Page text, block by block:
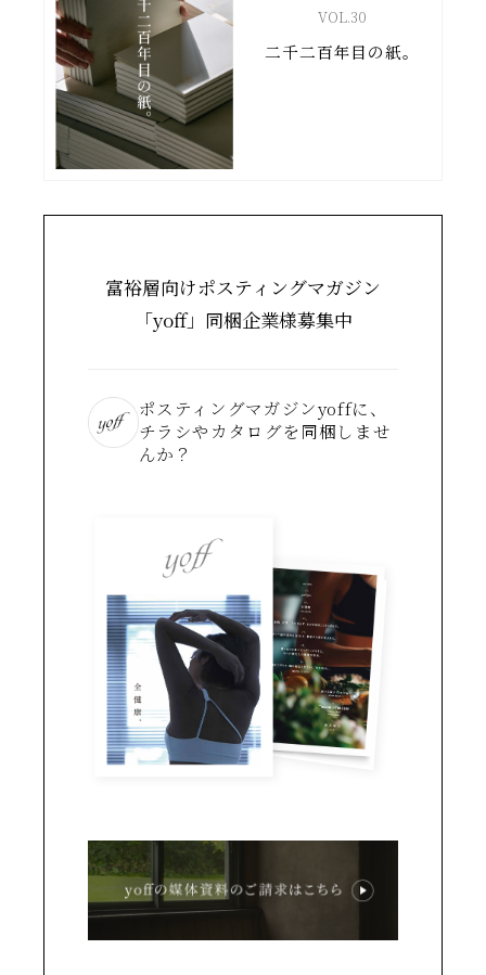
VOL.30
二千二百年目の紙。
富裕層向けポスティングマガジン
「yoff」同梱企業様募集中
ポスティングマガジンyoffに、
チラシやカタログを同梱しませ
んか？